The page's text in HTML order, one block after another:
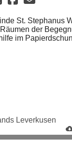
St. Stephanus
der
im
Leverkusen